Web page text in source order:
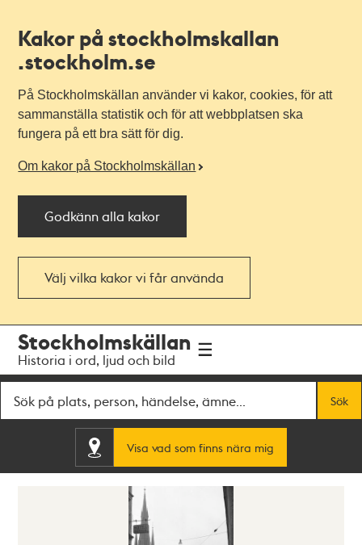
Kakor på stockholmskallan
.stockholm.se
På Stockholmskällan använder vi kakor, cookies, för att
sammanställa statistik och för att webbplatsen ska
fungera på ett bra sätt för dig.
Om kakor på Stockholmskällan
Godkänn alla kakor
Välj vilka kakor vi får använda
navigationen
huvudinnehållet
Stockholmskällan
Historia i ord, ljud och bild
Sök
Visa vad som finns nära mig